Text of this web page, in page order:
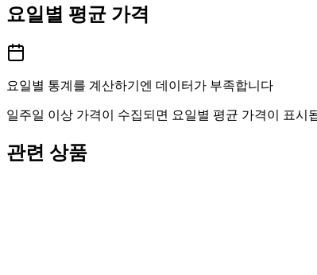
요일별 평균 가격
요일별 통계를 계산하기엔 데이터가 부족합니다
일주일 이상 가격이 수집되면 요일별 평균 가격이 표시
관련 상품